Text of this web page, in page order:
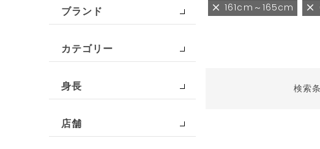
ブランド
カテゴリー
身長
店舗
161cm～165cm
検索